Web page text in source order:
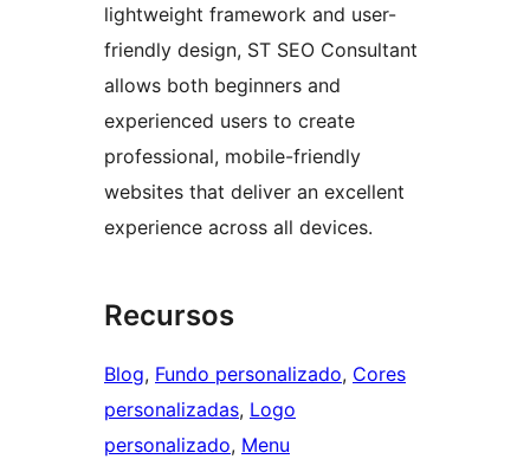
lightweight framework and user-
friendly design, ST SEO Consultant
allows both beginners and
experienced users to create
professional, mobile-friendly
websites that deliver an excellent
experience across all devices.
Recursos
Blog, Fundo personalizado, Cores
personalizadas, Logo
personalizado, Menu